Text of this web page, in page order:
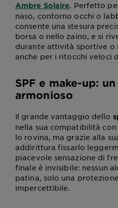
Ambre Solaire. Perfetto
naso, contorno occhi o
consente una stesura
borsa o nello zaino, e si
durante attività sportive o
anche per i ritocchi veloci
SPF e make-up:
armonioso
Il grande vantaggio dello
nella sua compatibilità
lo rovina, ma grazie alla
addirittura fissarlo
piacevole sensazione di
finale è invisibile: nessun
patina, solo una
impercettibile.